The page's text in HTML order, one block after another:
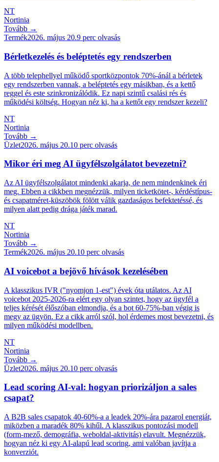
NT
Nortinia
Tovább →
Termék2026. május 20.9 perc olvasás
Bérletkezelés és beléptetés egy rendszerben
A több telephellyel működő sportközpontok 70%-ánál a bérletek
egy rendszerben vannak, a beléptetés egy másikban, és a kettő
reggel és este szinkronizálódik. Ez napi szintű csalási rés és
működési költség. Hogyan néz ki, ha a kettőt egy rendszer kezeli?
NT
Nortinia
Tovább →
Üzlet2026. május 20.10 perc olvasás
Mikor éri meg AI ügyfélszolgálatot bevezetni?
Az AI ügyfélszolgálatot mindenki akarja, de nem mindenkinek éri
meg. Ebben a cikkben megnézzük, milyen ticketkötet-, kérdéstípus-
és csapatméret-küszöbök fölött válik gazdaságos befektetéssé, és
milyen alatt pedig drága játék marad.
NT
Nortinia
Tovább →
Termék2026. május 20.10 perc olvasás
AI voicebot a bejövő hívások kezelésében
A klasszikus IVR ("nyomjon 1-est") évek óta utálatos. Az AI
voicebot 2025-2026-ra elért egy olyan szintet, hogy az ügyfél a
teljes kérését élőszóban elmondja, és a bot 60-75%-ban végig is
megy az ügyön. Ez a cikk arról szól, hol érdemes most bevezetni, és
milyen működési modellben.
NT
Nortinia
Tovább →
Üzlet2026. május 20.10 perc olvasás
Lead scoring AI-val: hogyan priorizáljon a sales
csapat?
A B2B sales csapatok 40-60%-a a leadek 20%-ára pazarol energiát,
miközben a maradék 80% kihűl. A klasszikus pontozási modell
(form-mező, demográfia, weboldal-aktivitás) elavult. Megnézzük,
hogyan néz ki egy AI-alapú lead scoring, ami valóban javítja a
konverziót.